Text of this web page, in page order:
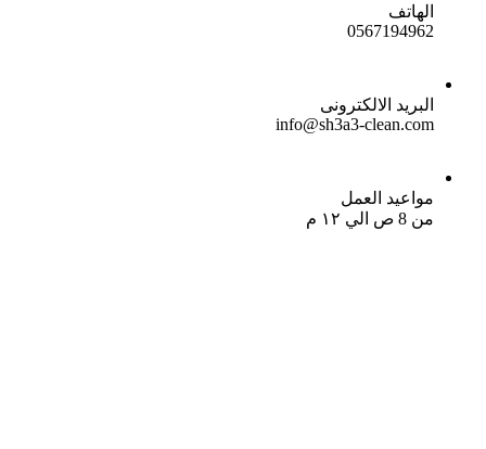
الهاتف
0567194962
البريد الالكترونى
info@sh3a3-clean.com
مواعيد العمل
من 8 ص الي ١٢ م